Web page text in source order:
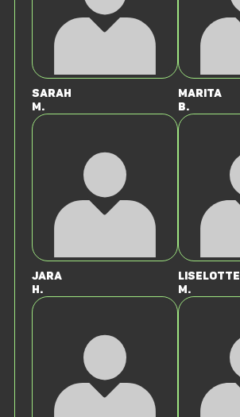
Sarah
M.
Marita
B.
Jara
H.
Liselotte
M.